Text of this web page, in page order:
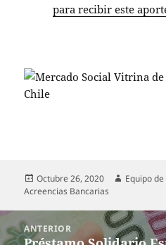
para recibir este
Publicado
el
Octubre 26, 2020 Autor
Equipo
Acreencias Bancarias
Navegación
de
ANTERIOR